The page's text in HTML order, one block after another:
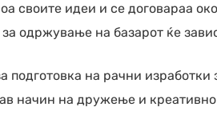
своите идеи и се договараа
одржување на базарот ќе
подготовка на рачни изработки
начин на дружење и